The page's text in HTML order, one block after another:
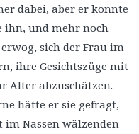
dabei, aber er konnte
ihn, und mehr noch
sich der Frau im
ihre Gesichtszüge mit
Alter abzuschätzen.
hätte er sie gefragt,
Nassen wälzenden